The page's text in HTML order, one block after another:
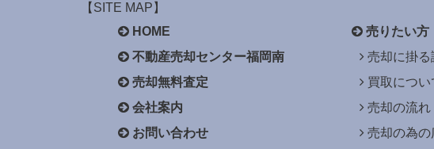
【SITE MAP】
HOME
不動産売却センター福岡南
売却無料査定
会社案内
お問い合わせ
売りたい方
売却に掛
買取につい
売却の流れ
売却の為の